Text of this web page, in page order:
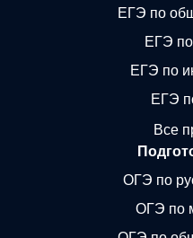
ЕГЭ по
ЕГЭ
ЕГЭ по
ЕГЭ
Все
ОГЭ по
ОГЭ по